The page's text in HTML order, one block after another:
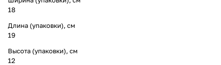
18
Длина (упаковки), см
19
Высота (упаковки), см
12